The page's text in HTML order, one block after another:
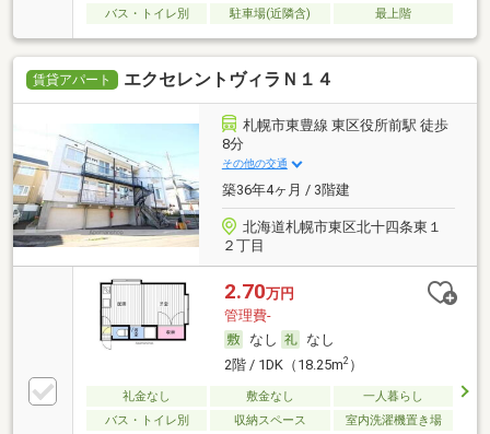
バス・トイレ別
駐車場(近隣含) 最上階
賃貸アパート エクセレントヴィラＮ１４
札幌市東豊線 東区役所前駅 徒歩
8分
その他の交通
築36年4ヶ月 / 3階建
北海道札幌市東区北十四条東１
２丁目
2.70万円
管理費-
なし
なし
2階 / 1DK（18.25m2）
礼金なし 敷金なし
一人暮らし
バス・トイレ別
収納スペース 室内洗濯機置き場